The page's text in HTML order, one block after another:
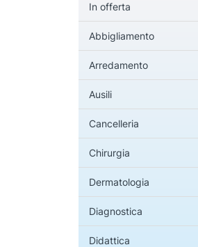
In offerta
Abbigliamento
Arredamento
Ausili
Cancelleria
Chirurgia
Dermatologia
Diagnostica
Didattica